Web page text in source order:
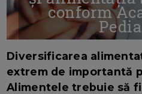
conform
Diversificarea
extrem de importantă
Alimentele trebuie să